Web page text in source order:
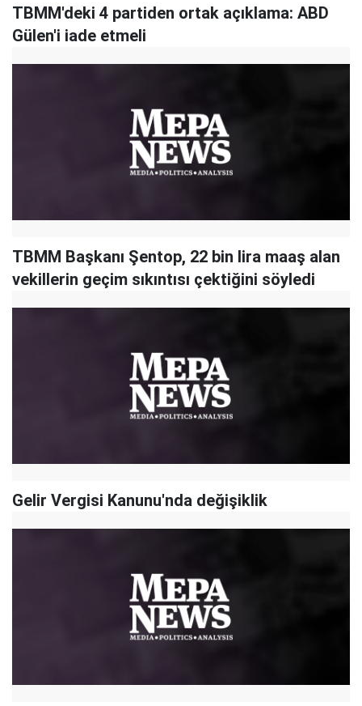
TBMM'deki 4 partiden ortak açıklama: ABD
Gülen'i iade etmeli
TBMM Başkanı Şentop, 22 bin lira maaş alan
vekillerin geçim sıkıntısı çektiğini söyledi
Gelir Vergisi Kanunu'nda değişiklik